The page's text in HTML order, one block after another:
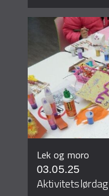
Lek og moro
03.05.25
Aktivitetslørdag